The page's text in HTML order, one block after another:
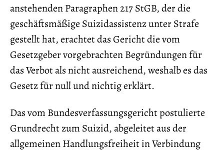
anstehenden Paragraphen 217 StGB, der die
geschäftsmäßige Suizidassistenz unter Strafe
gestellt hat, erachtet das Gericht die vom
Gesetzgeber vorgebrachten Begründungen für
das Verbot als nicht ausreichend, weshalb es das
Gesetz für null und nichtig erklärt.
Das vom Bundesverfassungsgericht postulierte
Grundrecht zum Suizid, abgeleitet aus der
allgemeinen Handlungsfreiheit in Verbindung